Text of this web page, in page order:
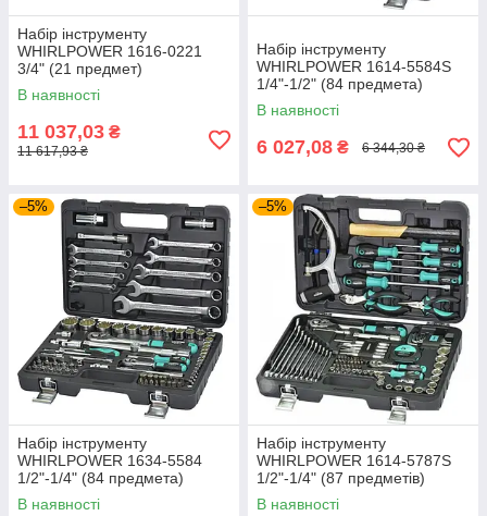
Набір інструменту
WHIRLPOWER 1616-0221
3/4" (21 предмет)
В наявності
11 037,03 ₴
11 617,93 ₴
Набір інструменту
WHIRLPOWER 1614-5584S
1/4"-1/2" (84 предмета)
В наявності
6 027,08 ₴ 6 344,30 ₴
–5%
Набір інструменту
WHIRLPOWER 1634-5584
1/2"-1/4" (84 предмета)
В наявності
–5%
Набір інструменту
WHIRLPOWER 1614-5787S
1/2"-1/4" (87 предметів)
В наявності